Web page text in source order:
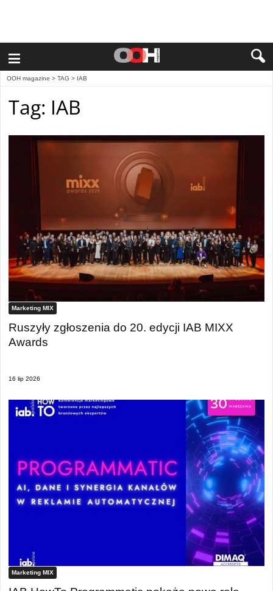
≡
OOH magazine > TAG > IAB
Tag: IAB
Marketing MIX
Ruszyły zgłoszenia do 20. edycji IAB MIXX
Awards
16 lip 2026
Marketing MIX